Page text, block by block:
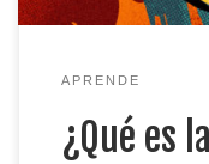
APRENDE
¿Qué es